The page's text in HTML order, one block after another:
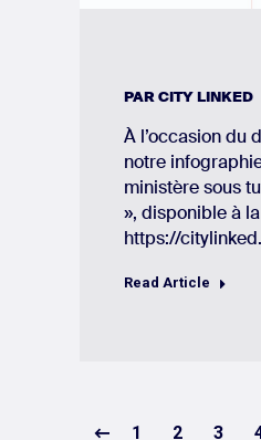
PARCITY LINKED
À l’occasion du
notre
ministère sous
», disponible à
https://
Read Article
1 2 3